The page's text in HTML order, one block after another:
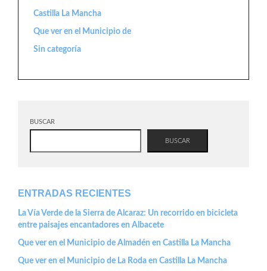
Castilla La Mancha
Que ver en el Municipio de
Sin categoría
BUSCAR
BUSCAR
ENTRADAS RECIENTES
La Vía Verde de la Sierra de Alcaraz: Un recorrido en bicicleta
entre paisajes encantadores en Albacete
Que ver en el Municipio de Almadén en Castilla La Mancha
Que ver en el Municipio de La Roda en Castilla La Mancha